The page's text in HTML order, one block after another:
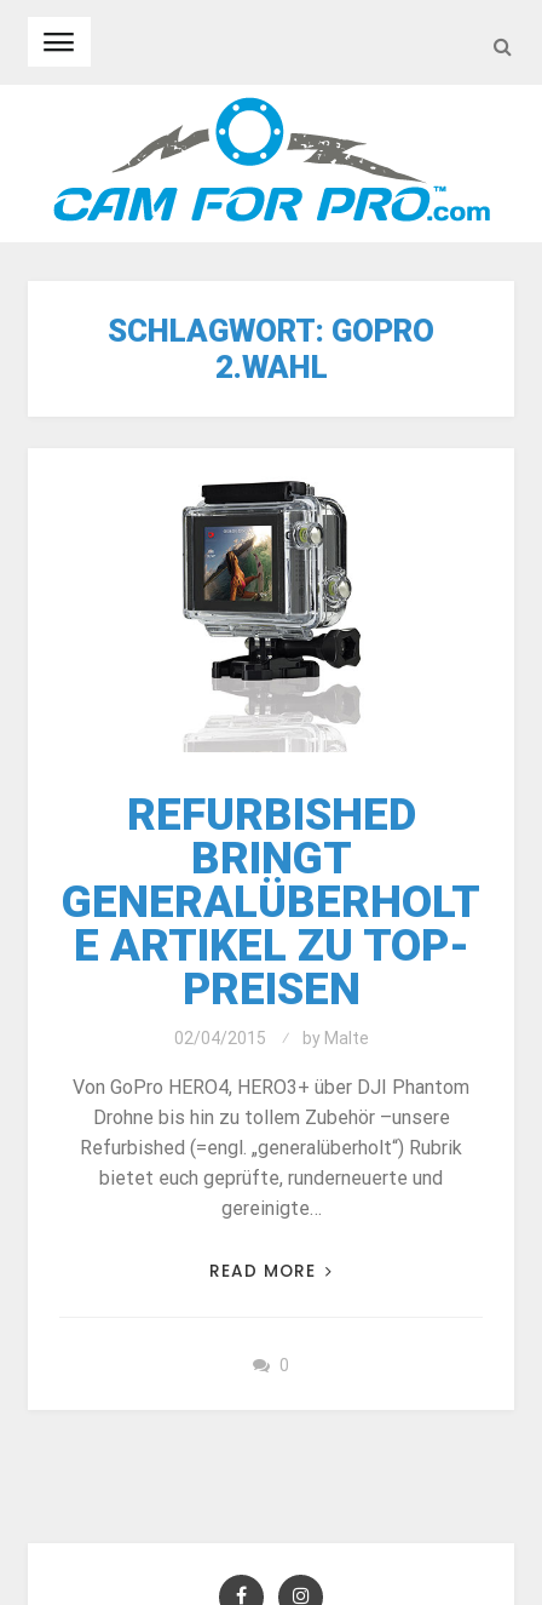
SCHLAGWORT: GOPRO
2.WAHL
REFURBISHED
BRINGT
GENERALÜBERHOLT
E ARTIKEL ZU TOP-
PREISEN
02/04/2015 by Malte
Von GoPro HERO4, HERO3+ über DJI Phantom
Drohne bis hin zu tollem Zubehör –unsere
Refurbished (=engl. „generalüberholt“) Rubrik
bietet euch geprüfte, runderneuerte und
gereinigte…
READ MORE
0